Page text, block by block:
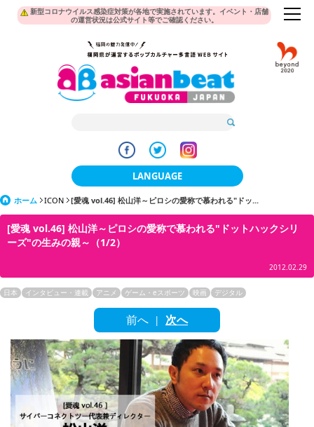
新型コロナウイルス感染症対策が各地で実施されています。イベント・店舗
の運営状況は公式サイト等でご確認ください。
LANGUAGE
日本語
한국어
繁體中文
English
ภาษาไทย
tiéng Viêt
Bahasa Indonesia
ホーム ICON [愛魂 vol.46] 松山洋～ピロシの愛称で慕われる"ドッ...
[愛魂 vol.46] 松山洋～ピロシの愛称で慕われる"ドットハックシリ
ーズ"の生みの親～（1/2）
2012.02.29
日本 インタビュー・連載 アニメ ゲーム・eスポーツ 映画 デジタル
前へ | 次へ